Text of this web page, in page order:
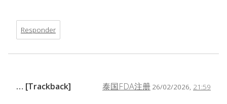
Responder
泰国FDA注册 26/02/2026, 21:59
… [Trackback]